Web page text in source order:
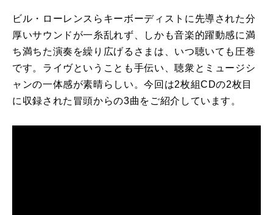
ビル・ローレンスらキーボーディストに先導された分
厚いサウンドが一糸乱れず、しかも音楽的躍動感に満
ち満ちた演奏を繰り広げるさまは、いつ聴いても圧巻
です。ライヴということも手伝い、聴衆とミュージシ
ャンの一体感が素晴らしい。今回は2枚組CDの2枚目
に収録された冒頭からの3曲をご紹介しています。